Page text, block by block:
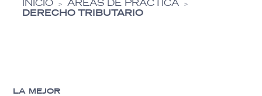
INICIO > ÁREAS DE PRACTICA >
DERECHO TRIBUTARIO
LA MEJOR